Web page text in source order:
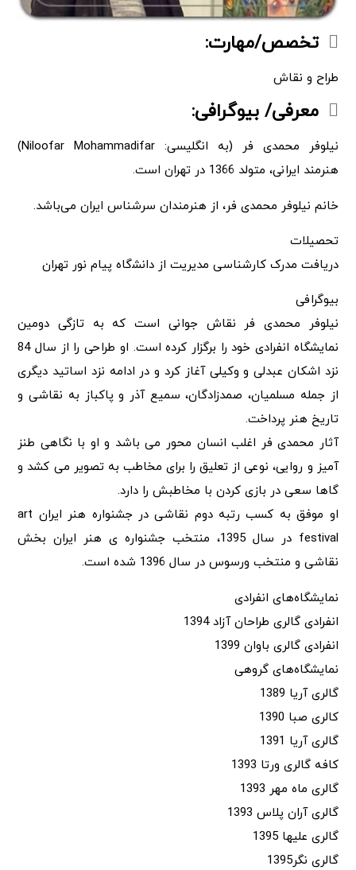
تخصص/مهارت:
طراح و نقاش
معرفی/ بیوگرافی:
نیلوفر محمدی فر (به انگلیسی: Niloofar Mohammadifar)
هنرمند ایرانی، متولد 1366 در تهران است.
خانم نیلوفر محمدی فر، از هنرمندان سرشناس ایران می‌باشد.
تحصیلات
دریافت مدرک کارﺷﻨﺎﺳﯽ ﻣﺪﯾﺮﯾﺖ از داﻧﺸگاه ﭘﯿﺎم ﻧﻮر ﺗﻬﺮان
بیوگرافی
نیلوفر محمدی فر نقاش جوانی است که به تازگی دومین
نمایشگاه انفرادی خود را برگزار کرده است. او طراحی را از سال 84
نزد اشکان عبدلی و وکیلی آغاز کرد و در ادامه نزد اساتید دیگری
از جمله مسلمیان، صمدزادگان، سمیع آذر و پاکباز به نقاشی و
تاریخ هنر پرداخت.
آثار محمدی فر اغلب انسان محور می باشد و او با نگاهی طنز
آمیز و روایی، نوعی از تعلیق را برای مخاطب به تصویر می کشد و
گاها سعی در بازی کردن با مخاطبش را دارد.
او موفق به کسب رتبه دوم نقاشی در جشنواره هنر ایران art
festival در سال 1395، منتخب جشنواره ی هنر ایران بخش
نقاشی و منتخب ورسوس در سال 1396 شده است.
نمایشگاه‌های انفرادی
انفرادی گالری طراحان آزاد 1394
انفرادی گالری باوان 1399
نمایشگاه‌های گروهی
گالری آریا 1389
کالری صبا 1390
گالری آریا 1391
کافه گالری ورتا 1393
گالری ماه مهر 1393
گالری آران پلاس 1393
گالری علیها 1395
گالری نگر1395